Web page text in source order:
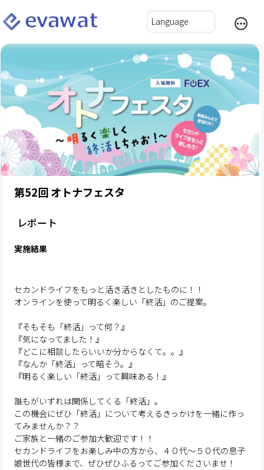
第52回 オトナフェスタ
レポート
実施結果
セカンドライフをもっと活き活きとしたものに！！
オンラインを使って明るく楽しい「終活」のご提案。
『そもそも「終活」って何？』
『気になってました！』
『どこに相談したらいいか分からなくて。。』
『なんか「終活」って暗そう。』
『明るく楽しい「終活」って興味ある！』
誰もがいずれは関係してくる「終活」。
この機会にぜひ「終活」について考えるきっかけを一緒に作っ
てみませんか？？
ご家族と一緒のご参加大歓迎です！！
セカンドライフをお楽しみ中の方から、４０代〜５０代の息子
娘世代の皆様まで、ぜひぜひふるってご参加くださいませ！